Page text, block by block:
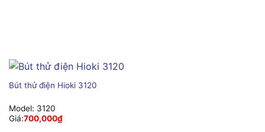
Bút thử điện Hioki 3120
Model: 3120
Giá:700,000₫